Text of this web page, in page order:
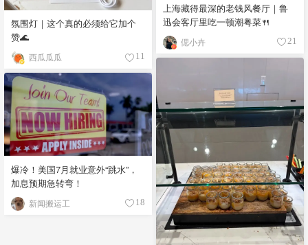
上海藏得最深的老钱风餐厅｜鲁
迅会客厅里吃一顿潮粤菜🍴
偲小卉 21
氛围灯｜这个真的必须给它加个
赞🌊
西瓜瓜瓜 11
爆冷！美国7月就业意外“跳水”，
加息预期急转弯！
新闻搬运工 18